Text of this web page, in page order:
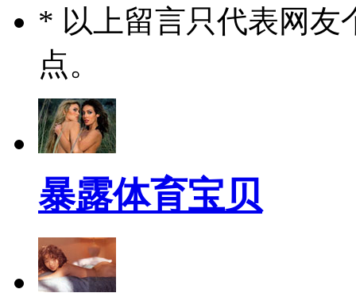
* 以上留言只代表网友
点。
暴露体育宝贝